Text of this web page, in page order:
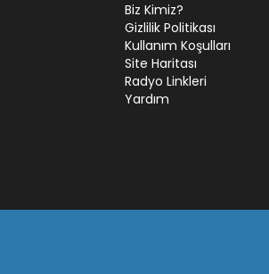
Biz Kimiz?
Gizlilik Politikası
Kullanım Koşulları
Site Haritası
Radyo Linkleri
Yardım